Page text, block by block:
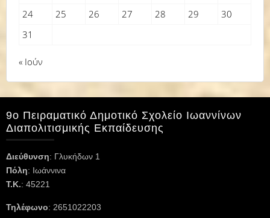
24
25 26 27 28 29
30
31
« Ιούν
9ο Πειραματικό Δημοτικό Σχολείο Ιωαννίνων
Διαπολιτισμικής Εκπαίδευσης
Διεύθυνση: Γλυκήδων 1
Πόλη: Ιωάννινα
Τ.Κ.: 45221
Τηλέφωνο: 2651022203